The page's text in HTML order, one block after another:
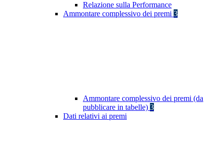
Relazione sulla Performance
Ammontare complessivo dei premi 3
Ammontare complessivo dei premi (da
pubblicare in tabelle) 3
Dati relativi ai premi